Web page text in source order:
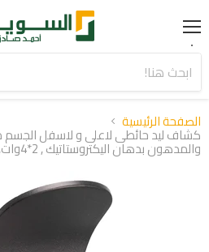
Menu
الصفحة الرئيسية
كشاف ليد حائطى لاعلى و لاسفل الجسم
والمدهون بدهان اليكتروستاتيك , 2*4وات, 6011